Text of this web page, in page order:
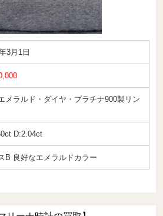
3月1日
メラルド・ダイヤ・プラチナ900製リン
D:2.04ct
B 良好なエメラルドカラー